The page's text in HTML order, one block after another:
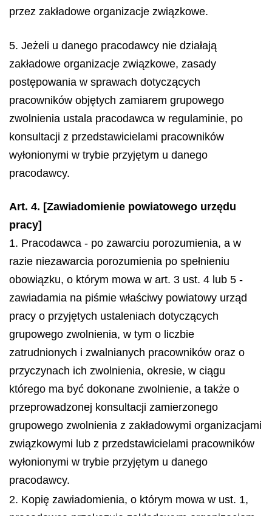
przez zakładowe organizacje związkowe.
5. Jeżeli u danego pracodawcy nie działają
zakładowe organizacje związkowe, zasady
postępowania w sprawach dotyczących
pracowników objętych zamiarem grupowego
zwolnienia ustala pracodawca w regulaminie, po
konsultacji z przedstawicielami pracowników
wyłonionymi w trybie przyjętym u danego
pracodawcy.
Art. 4. [Zawiadomienie powiatowego urzędu
pracy]
1. Pracodawca - po zawarciu porozumienia, a w
razie niezawarcia porozumienia po spełnieniu
obowiązku, o którym mowa w art. 3 ust. 4 lub 5 -
zawiadamia na piśmie właściwy powiatowy urząd
pracy o przyjętych ustaleniach dotyczących
grupowego zwolnienia, w tym o liczbie
zatrudnionych i zwalnianych pracowników oraz o
przyczynach ich zwolnienia, okresie, w ciągu
którego ma być dokonane zwolnienie, a także o
przeprowadzonej konsultacji zamierzonego
grupowego zwolnienia z zakładowymi organizacjami
związkowymi lub z przedstawicielami pracowników
wyłonionymi w trybie przyjętym u danego
pracodawcy.
2. Kopię zawiadomienia, o którym mowa w ust. 1,